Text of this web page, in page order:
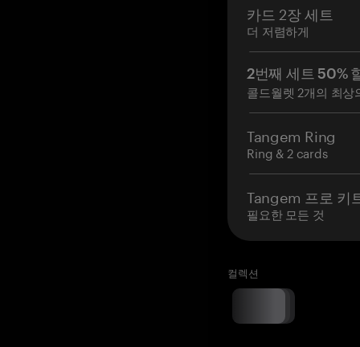
카드 2장 세트
더 저렴하게
2번째 세트 50%
콜드월렛 2개의 최상
Tangem Ring
Ring & 2 cards
Tangem 프로 키
필요한 모든 것
컬렉션